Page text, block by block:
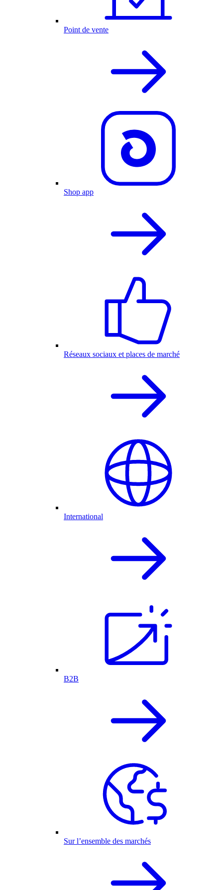
Point de vente
Shop app
Réseaux sociaux et places de marché
International
B2B
Sur l’ensemble des marchés